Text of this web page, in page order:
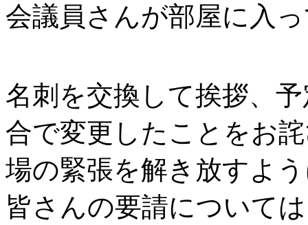
会議員さんが部屋に入
名刺を交換して挨拶、
合で変更したことをお
場の緊張を解き放すよ
皆さんの要請について